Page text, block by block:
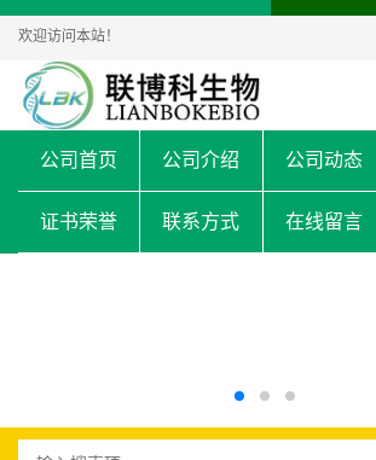
欢迎访问本站！
公司首页 公司介绍 公司动态
证书荣誉 联系方式 在线留言